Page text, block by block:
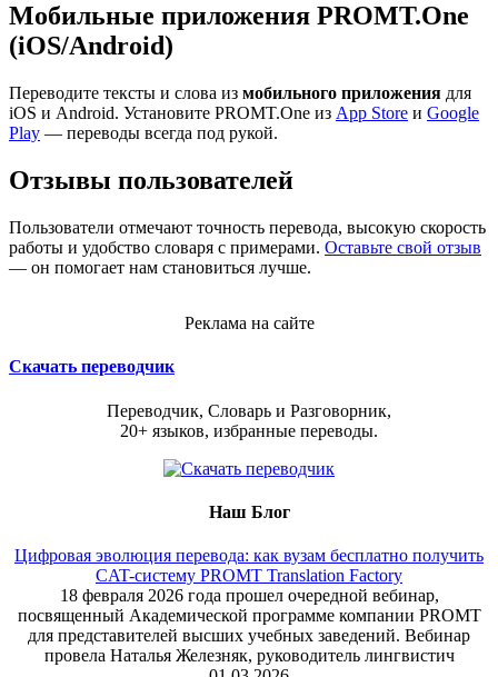
Мобильные приложения PROMT.One
(iOS/Android)
Переводите тексты и слова из мобильного приложения для
iOS и Android. Установите PROMT.One из App Store и Google
Play — переводы всегда под рукой.
Отзывы пользователей
Пользователи отмечают точность перевода, высокую скорость
работы и удобство словаря с примерами. Оставьте свой отзыв
— он помогает нам становиться лучше.